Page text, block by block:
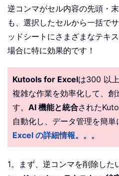
逆コンマがセル内容の先頭・
も、選択したセルから一括で
ッドシートにさまざまなテキ
場合に特に効果的です！
Kutools for Excelは300 以
複雑な作業を効率化して、創
す。 AI 機能と統合された
自動化し、データ管理を簡単
Excel の詳細情報。。。
1。まず、逆コンマを削除した